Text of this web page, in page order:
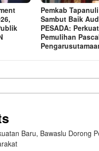
Pemkab
Sambut Baik
PESADA:
Pemulihan
Baru, Bawaslu Dorong